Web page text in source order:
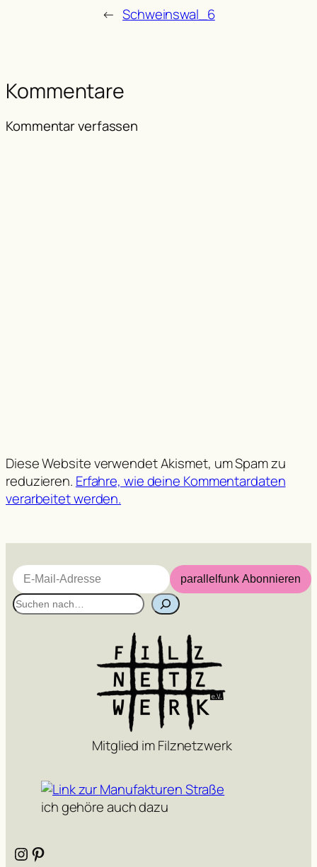
← Schweinswal_6
Kommentare
Kommentar verfassen
Diese Website verwendet Akismet, um Spam zu
reduzieren. Erfahre, wie deine Kommentardaten
verarbeitet werden.
E-Mail-Adresse
parallelfunk Abonnieren
S
u
Mitglied im Filznetzwerk
ich gehöre auch dazu
Instagram Pinterest